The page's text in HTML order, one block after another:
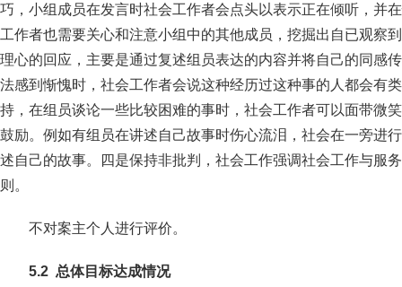
巧，小组成员在发言时社会工作者会点头以表示正在倾听，并
工作者也需要关心和注意小组中的其他成员，挖掘出自已观察
理心的回应，主要是通过复述组员表达的内容并将自己的同感
法感到惭愧时，社会工作者会说这种经历过这种事的人都会有
持，在组员谈论一些比较困难的事时，社会工作者可以面带微
鼓励。例如有组员在讲述自己故事时伤心流泪，社会在一旁进
述自己的故事。四是保持非批判，社会工作强调社会工作与服
则。
不对案主个人进行评价。
5.2 总体目标达成情况